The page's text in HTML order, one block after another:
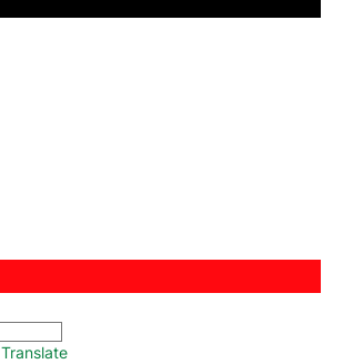
Translate